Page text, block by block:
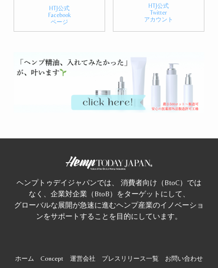
HTJ公式
Facebook
ページ
HTJ公式
Twitter
アカウント
ヘンプトゥデイジャパンでは、 消費者向け（BtoC）では
なく、企業対企業（BtoB）をターゲットにして、
グローバルな展開が急速に進むヘンプ産業のイノベーショ
ンをサポートすることを目的にしています。
ホーム Concept 運営会社 プレスリリース一覧 お問い合わせ